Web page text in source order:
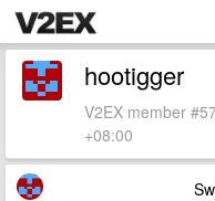
hootigger
V2EX member
+08:00